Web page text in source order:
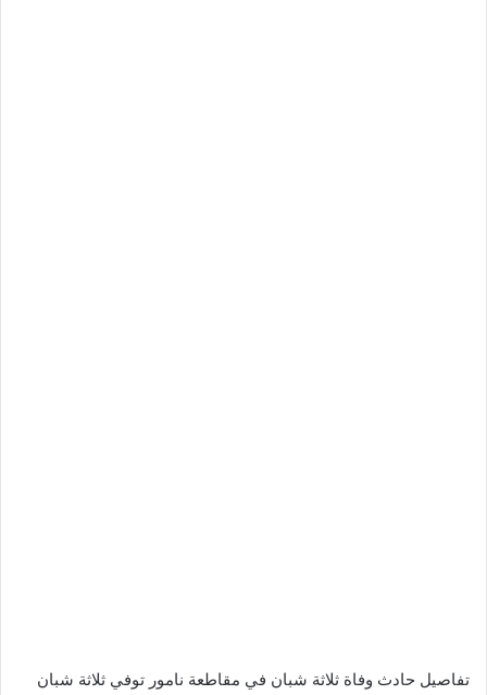
تفاصيل حادث وفاة ثلاثة شبان في مقاطعة نامور توفي ثلاثة شبان